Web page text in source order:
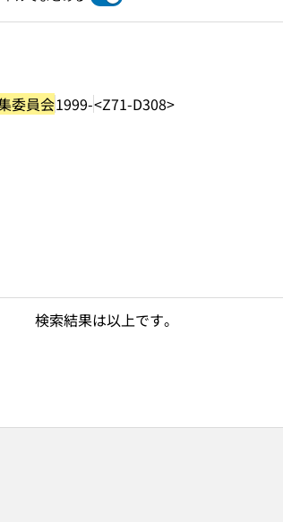
委員会1999-<Z71-D308>
検索結果は以上です。